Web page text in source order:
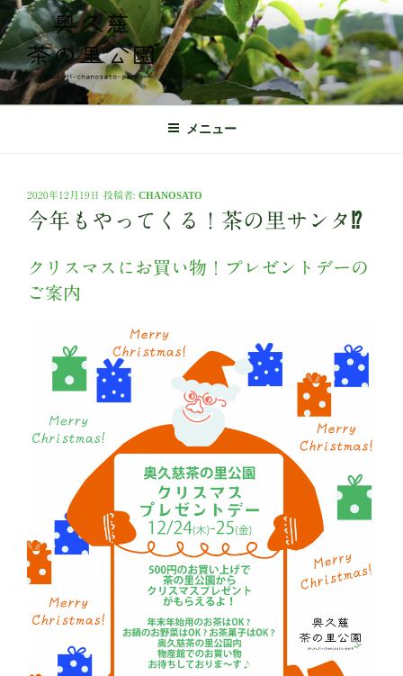
ン
テ
ン
ツ
奥久慈茶の里公園 公式ホームページ
日本最北端の茶の産地 奥久慈茶の体験施設
メニュー
投
稿
日:
2020年12月19日 投稿者: CHANOSATO
今年もやってくる！茶の里サンタ⁉︎
クリスマスにお買い物！プレゼントデーの
ご案内